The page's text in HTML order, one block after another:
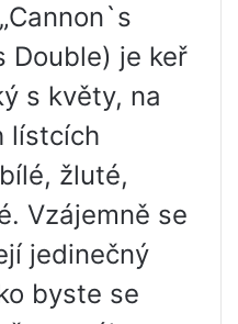
Double) je keř
s květy, na
lístcích
žluté,
Vzájemně se
jedinečný
byste se